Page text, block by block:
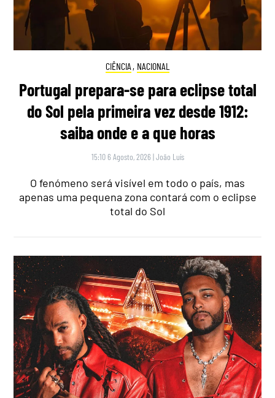
CIÊNCIA , NACIONAL
Portugal prepara-se para eclipse total
do Sol pela primeira vez desde 1912:
saiba onde e a que horas
15:10 6 Agosto, 2026 |João Luís
O fenómeno será visível em todo o país, mas
apenas uma pequena zona contará com o eclipse
total do Sol